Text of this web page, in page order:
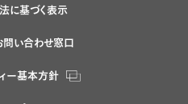
に基づく表示
い合わせ窓口
ー基本方針